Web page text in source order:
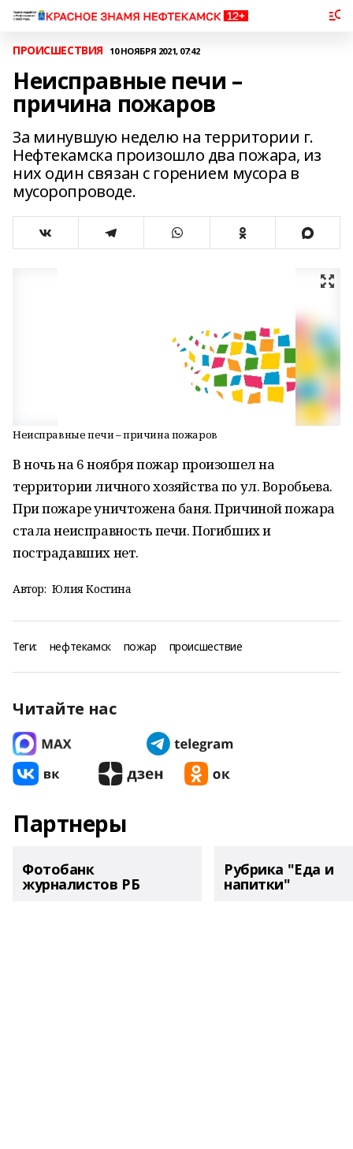
ПРОИСШЕСТВИЯ 10 НОЯБРЯ 2021, 07:42
Неисправные печи –
причина пожаров
За минувшую неделю на территории г.
Нефтекамска произошло два пожара, из
них один связан с горением мусора в
мусоропроводе.
Неисправные печи – причина пожаров
В ночь на 6 ноября пожар произошел на
территории личного хозяйства по ул. Воробьева.
При пожаре уничтожена баня. Причиной пожара
стала неисправность печи. Погибших и
пострадавших нет.
Автор: Юлия Костина
Теги: нефтекамск пожар происшествие
Читайте нас
Партнеры
Фотобанк
журналистов РБ
Рубрика "Еда и
напитки"